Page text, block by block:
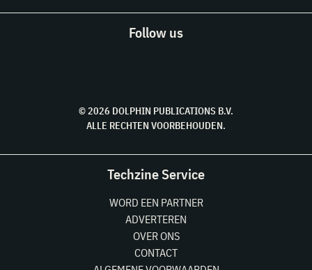
Follow us
© 2026 DOLPHIN PUBLICATIONS B.V.
ALLE RECHTEN VOORBEHOUDEN.
Techzine Service
WORD EEN PARTNER
ADVERTEREN
OVER ONS
CONTACT